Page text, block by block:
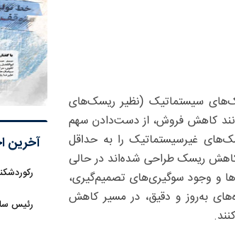
سیستماتیک (نظیر ریسک‌های
کاهش فروش، از دست‌دادن سهم
غیرسیستماتیک را به حداقل
ریسک طراحی شده‌اند در حالی
و وجود سوگیری‌های تصمیم‌گیری،
به‌روز و دقیق، در مسیر کاهش
آخرین
رئیس